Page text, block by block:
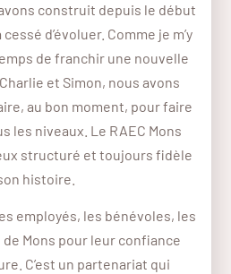
construit depuis le début
d’évoluer. Comme je m’y
de franchir une nouvelle
et Simon, nous avons
au bon moment, pour faire
les niveaux. Le RAEC Mons
structuré et toujours fidèle
histoire.
employés, les bénévoles, les
Mons pour leur confiance
C’est un partenariat qui